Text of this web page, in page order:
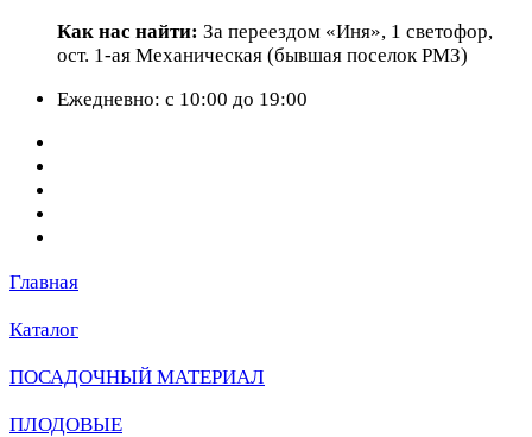
Как нас найти: За переездом «Иня», 1 светофор,
ост. 1-ая Механическая (бывшая поселок РМЗ)
Ежедневно: с 10:00 до 19:00
Главная
Каталог
ПОСАДОЧНЫЙ МАТЕРИАЛ
ПЛОДОВЫЕ